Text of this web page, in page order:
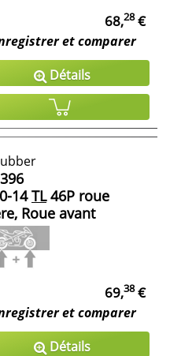
68,28€
et comparer
Détails
14 TL46P roue
Roue avant
69,38€
et comparer
Détails